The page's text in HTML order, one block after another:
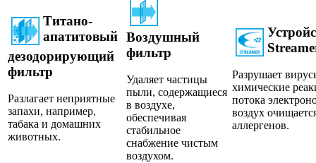
Титано-
апатитовый
дезодорирующий
фильтр
Разлагает неприятные
запахи, например,
табака и домашних
животных.
Воздушный
фильтр
Удаляет частицы
пыли, содержащиеся
в воздухе,
обеспечивая
стабильное
снабжение чистым
воздухом.
Разрушает
химические
потока
воздух
аллергенов.